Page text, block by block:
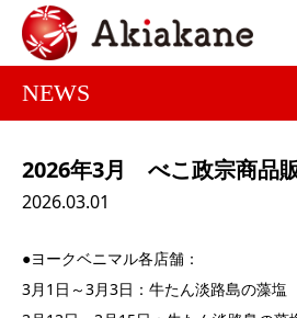
NEWS
2026年3月 べこ政宗商品
2026.03.01
●ヨークベニマル各店舗：
3月1日～3月3日：牛たん淡路島の藻塩